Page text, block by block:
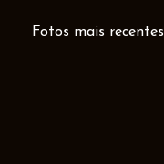
Fotos mais recentes